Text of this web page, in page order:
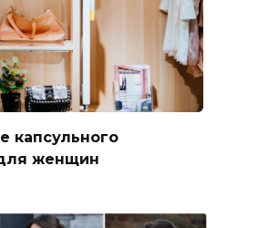
капсульного
женщин